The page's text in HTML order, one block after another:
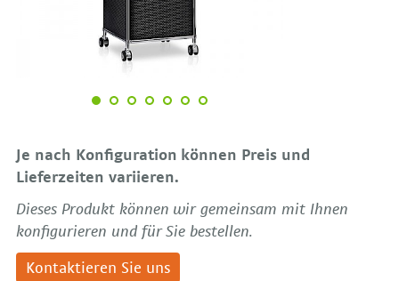
Je nach Konfiguration können Preis und
Lieferzeiten variieren.
Dieses Produkt können wir gemeinsam mit Ihnen
konfigurieren und für Sie bestellen.
Kontaktieren Sie uns